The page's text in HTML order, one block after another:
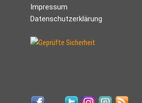
Impressum
Datenschutzerklärung